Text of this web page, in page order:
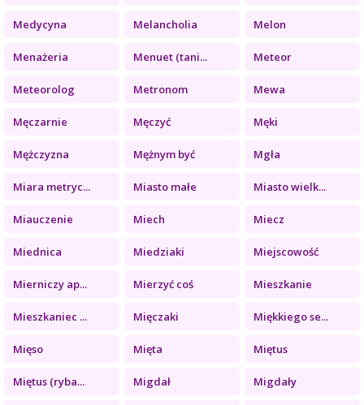
Medycyna Melancholia Melon
Menażeria Menuet (tani... Meteor
Meteorolog Metronom Mewa
Męczarnie Męczyć Męki
Mężczyzna Mężnym być Mgła
Miara metryc... Miasto małe Miasto wielk...
Miauczenie Miech Miecz
Miednica Miedziaki Miejscowość
Mierniczy ap... Mierzyć coś Mieszkanie
Mieszkaniec ... Mięczaki Miękkiego se...
Mięso Mięta Miętus
Miętus (ryba... Migdał Migdały